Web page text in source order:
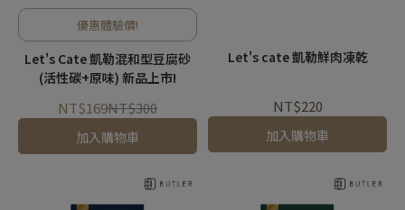
優惠體驗價!
Let's Cate 凱勒混和型豆腐砂
(活性碳+原味) 新品上市!
NT$169NT$300
加入購物車
Let's cate 凱勒鮮肉凍乾
NT$220
加入購物車